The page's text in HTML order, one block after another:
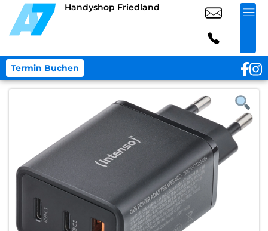
Handyshop Friedland
Termin Buchen